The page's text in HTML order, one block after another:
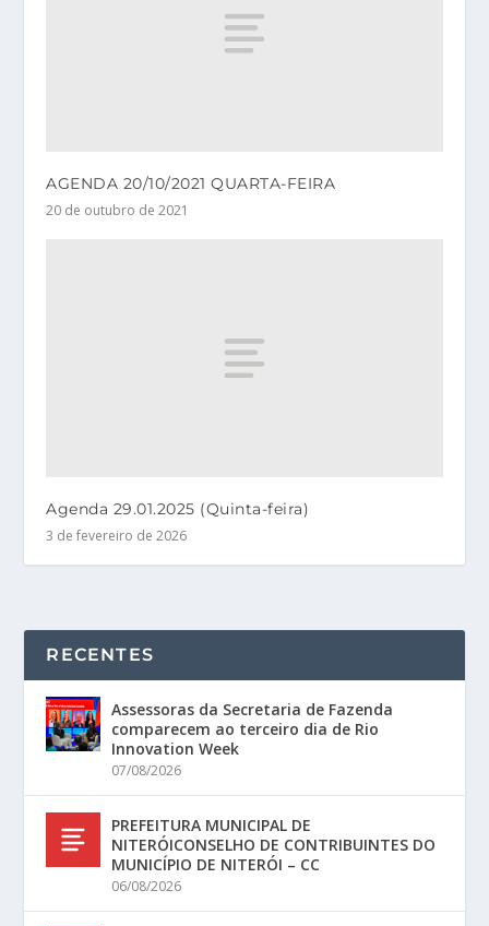
AGENDA 20/10/2021 QUARTA-FEIRA
20 de outubro de 2021
Agenda 29.01.2025 (Quinta-feira)
3 de fevereiro de 2026
RECENTES
Assessoras da Secretaria de Fazenda
comparecem ao terceiro dia de Rio
Innovation Week
07/08/2026
PREFEITURA MUNICIPAL DE
NITERÓICONSELHO DE CONTRIBUINTES DO
MUNICÍPIO DE NITERÓI – CC
06/08/2026